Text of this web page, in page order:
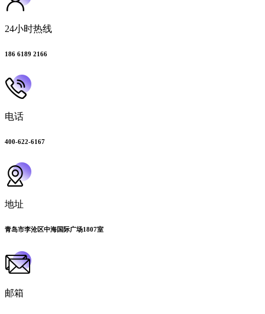
24小时热线
186 6189 2166
电话
400-622-6167
地址
青岛市李沧区中海国际广场1807室
邮箱